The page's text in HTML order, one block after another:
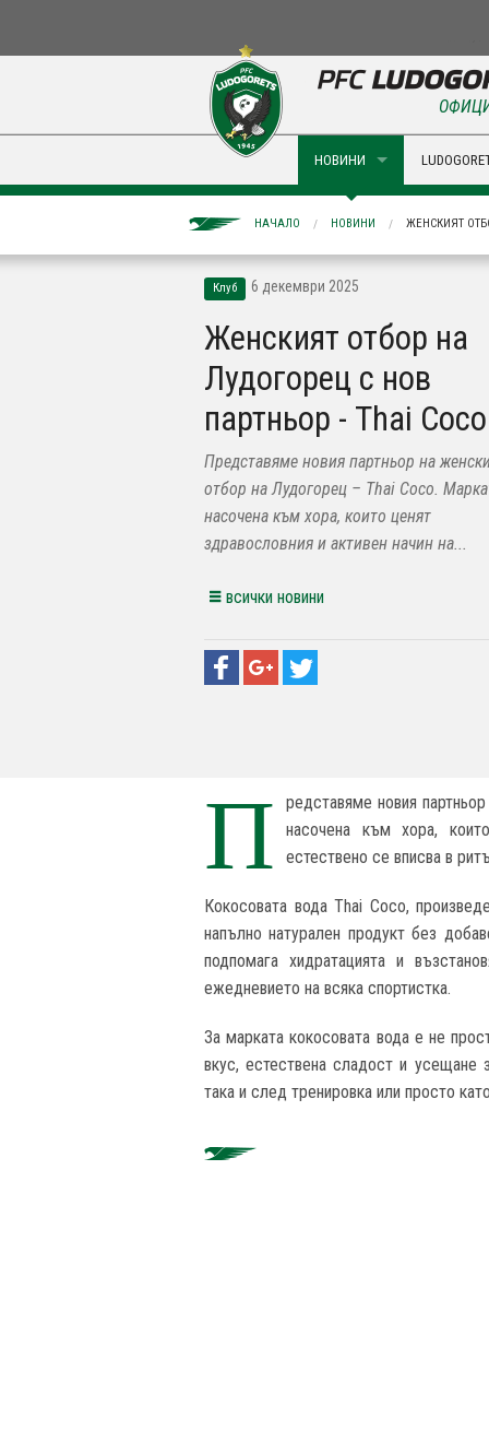
НОВИНИ
НАЧАЛО НОВИНИ ЖЕНСКИЯТ
Клуб 6 декември 2025
Женският отбор на
Лудогорец с нов
партньор - Thai Coco
Представяме новия партньор на
отбор на Лудогорец – Thai Coco.
насочена към хора, които ценят
здравословния и активен начин на...
всички новини
П
редставяме новия
насочена към хора,
естествено се вписва в
Кокосовата вода Thai Coco,
напълно натурален продукт без
подпомага хидратацията и
ежедневието на всяка спортистка.
За марката кокосовата вода е не
вкус, естествена сладост и
така и след тренировка или просто